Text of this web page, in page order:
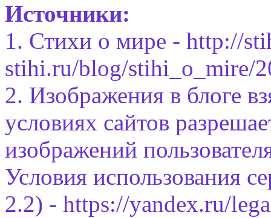
Источники:
1. Стихи о мире - http://
stihi.ru/blog/stihi_o_mire/
2. Изображения в блоге
условиях сайтов
изображений
Условия использования
2.2) - https://yandex.ru/